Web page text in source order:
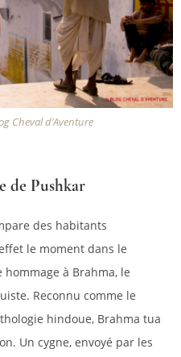
Cheval d'Aventure
de Pushkar
des habitants
le moment dans le
à Brahma, le
Reconnu comme le
hindoue, Brahma tua
Un cygne, envoyé par les